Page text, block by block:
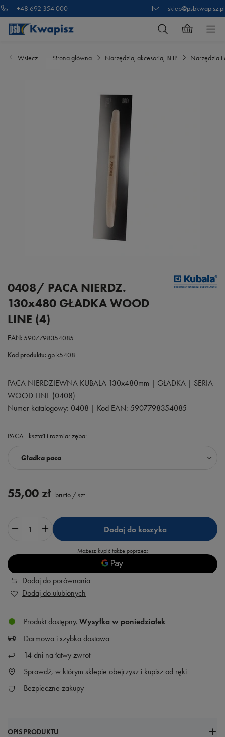
+48 692 354 000 sklep@psbkwapisz.pl
Wstecz Strona główna Narzędzia, akcesoria, BHP Narzędzia i
0408/ PACA NIERDZ.
130x480 GŁADKA WOOD
LINE (4)
EAN:5907798354085
Kod produktu:gp.k5408
PACA NIERDZIEWNA KUBALA 130x480mm | GŁADKA | SERIA
WOOD LINE (0408)
Numer katalogowy: 0408 | Kod EAN: 5907798354085
PACA - kształt i rozmiar zęba
Gładka paca
55,00 zł brutto / szt.
Dodaj do koszyka
Możesz kupić także poprzez:
Dodaj do porównania
Dodaj do ulubionych
Produkt dostępny Wysyłka w poniedziałek
Darmowa i szybka dostawa
14 dni na łatwy zwrot
Sprawdź, w którym sklepie obejrzysz i kupisz od ręki
Bezpieczne zakupy
OPIS PRODUKTU